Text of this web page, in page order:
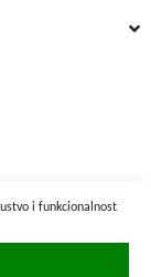
i funkcionalnost